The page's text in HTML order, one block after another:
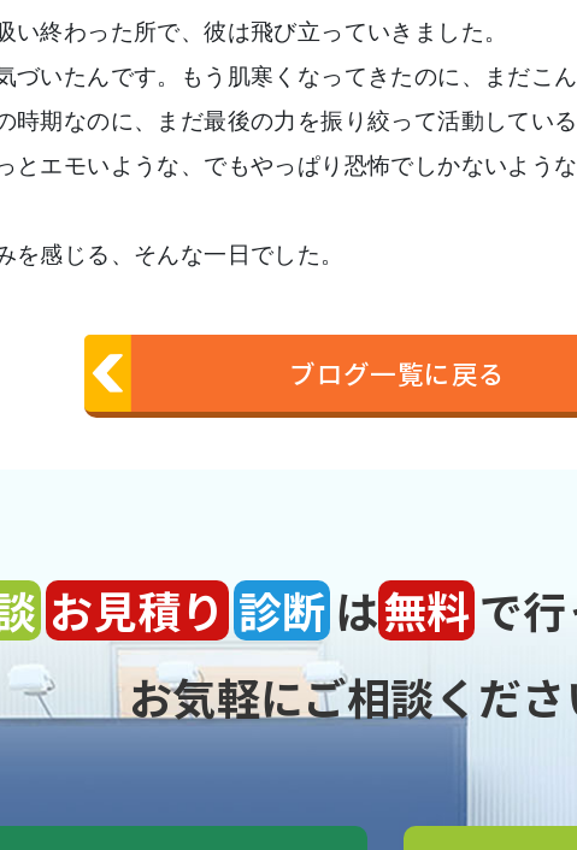
い終わった所で、彼は飛び立っていきました。
づいたんです。もう肌寒くなってきたのに、まだこ
時期なのに、まだ最後の力を振り絞って活動している
とエモいような、でもやっぱり恐怖でしかないよう
を感じる、そんな一日でした。
ブログ一覧に戻る
お見積り 診断 は無料で
お気軽にご相談くだ